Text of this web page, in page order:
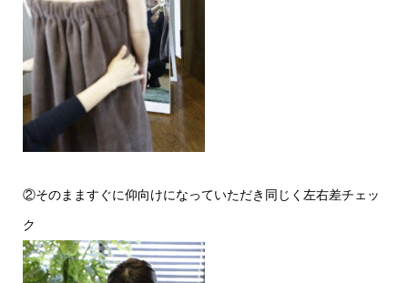
②そのまますぐに仰向けになっていただき同じく左右差チェッ
ク